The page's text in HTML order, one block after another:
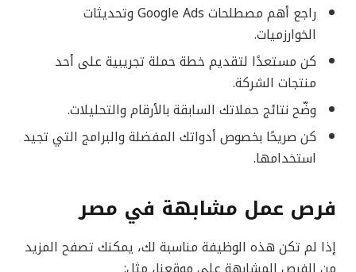
راجع أهم مصطلحات Google Ads وتحديثات
الخوارزميات.
كن مستعدًا لتقديم خطة حملة تجريبية على أحد
منتجات الشركة.
وضّح نتائج حملاتك السابقة بالأرقام والتحليلات.
كن صريحًا بخصوص أدواتك المفضلة والبرامج التي تجيد
استخدامها.
فرص عمل مشابهة في مصر
إذا لم تكن هذه الوظيفة مناسبة لك، يمكنك تصفح المزيد